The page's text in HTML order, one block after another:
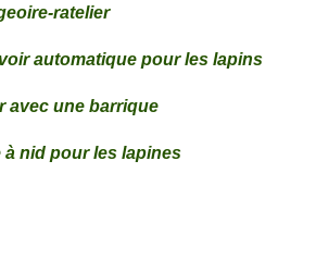
ratelier
automatique pour les lapins
avec une barrique
à nid pour les lapines